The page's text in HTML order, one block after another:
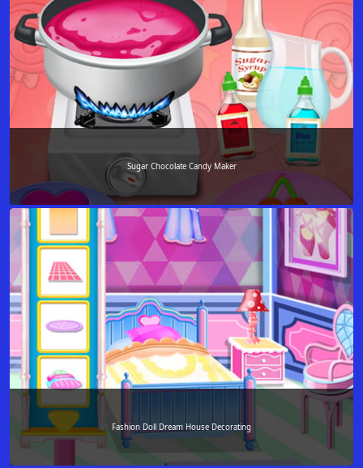
Sugar Chocolate Candy Maker
Fashion Doll Dream House Decorating